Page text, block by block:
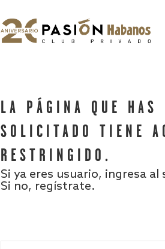
LA PÁGINA QUE HAS
SOLICITADO TIENE
RESTRINGIDO.
Si ya eres usuario, ingresa al
Si no, regístrate.